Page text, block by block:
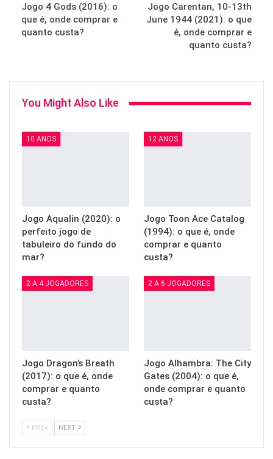
Jogo 4 Gods (2016): o
que é, onde comprar e
quanto custa?
Jogo Carentan, 10-13th
June 1944 (2021): o que
é, onde comprar e
quanto custa?
You Might Also Like
10 ANOS
Jogo Aqualin (2020): o
perfeito jogo de
tabuleiro do fundo do
mar?
12 ANOS
Jogo Toon Ace Catalog
(1994): o que é, onde
comprar e quanto
custa?
2 A 4 JOGADORES
Jogo Dragon’s Breath
(2017): o que é, onde
comprar e quanto
custa?
2 A 6 JOGADORES
Jogo Alhambra: The City
Gates (2004): o que é,
onde comprar e quanto
custa?
PREV NEXT